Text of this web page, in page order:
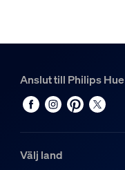
Anslut till Philips Hue
Välj land